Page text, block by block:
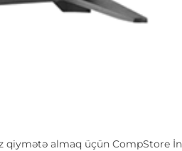
qiymətə almaq üçün CompStore